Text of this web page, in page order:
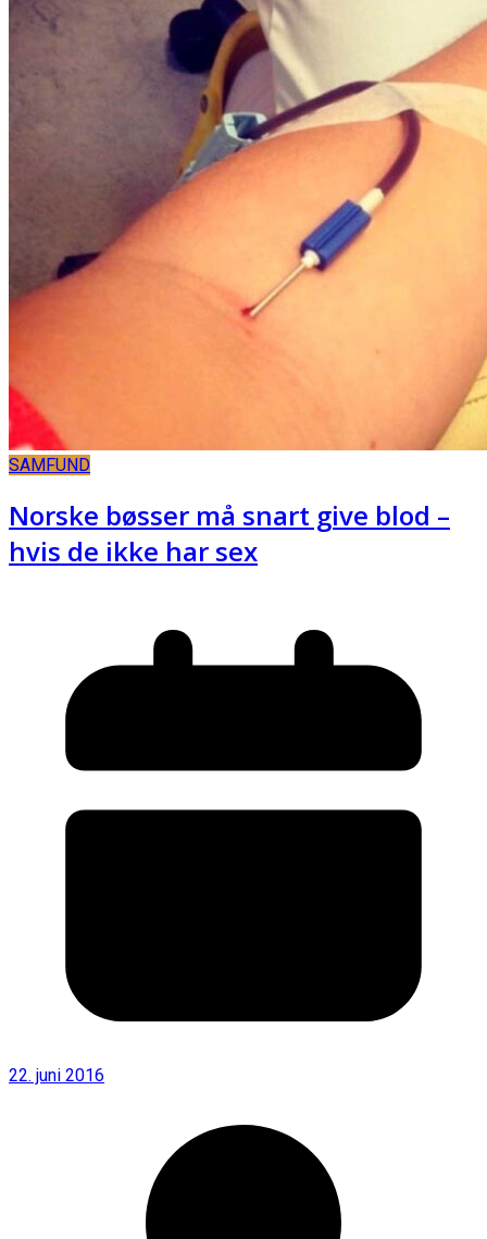
SAMFUND
Norske bøsser må snart give blod –
hvis de ikke har sex
22. juni 2016